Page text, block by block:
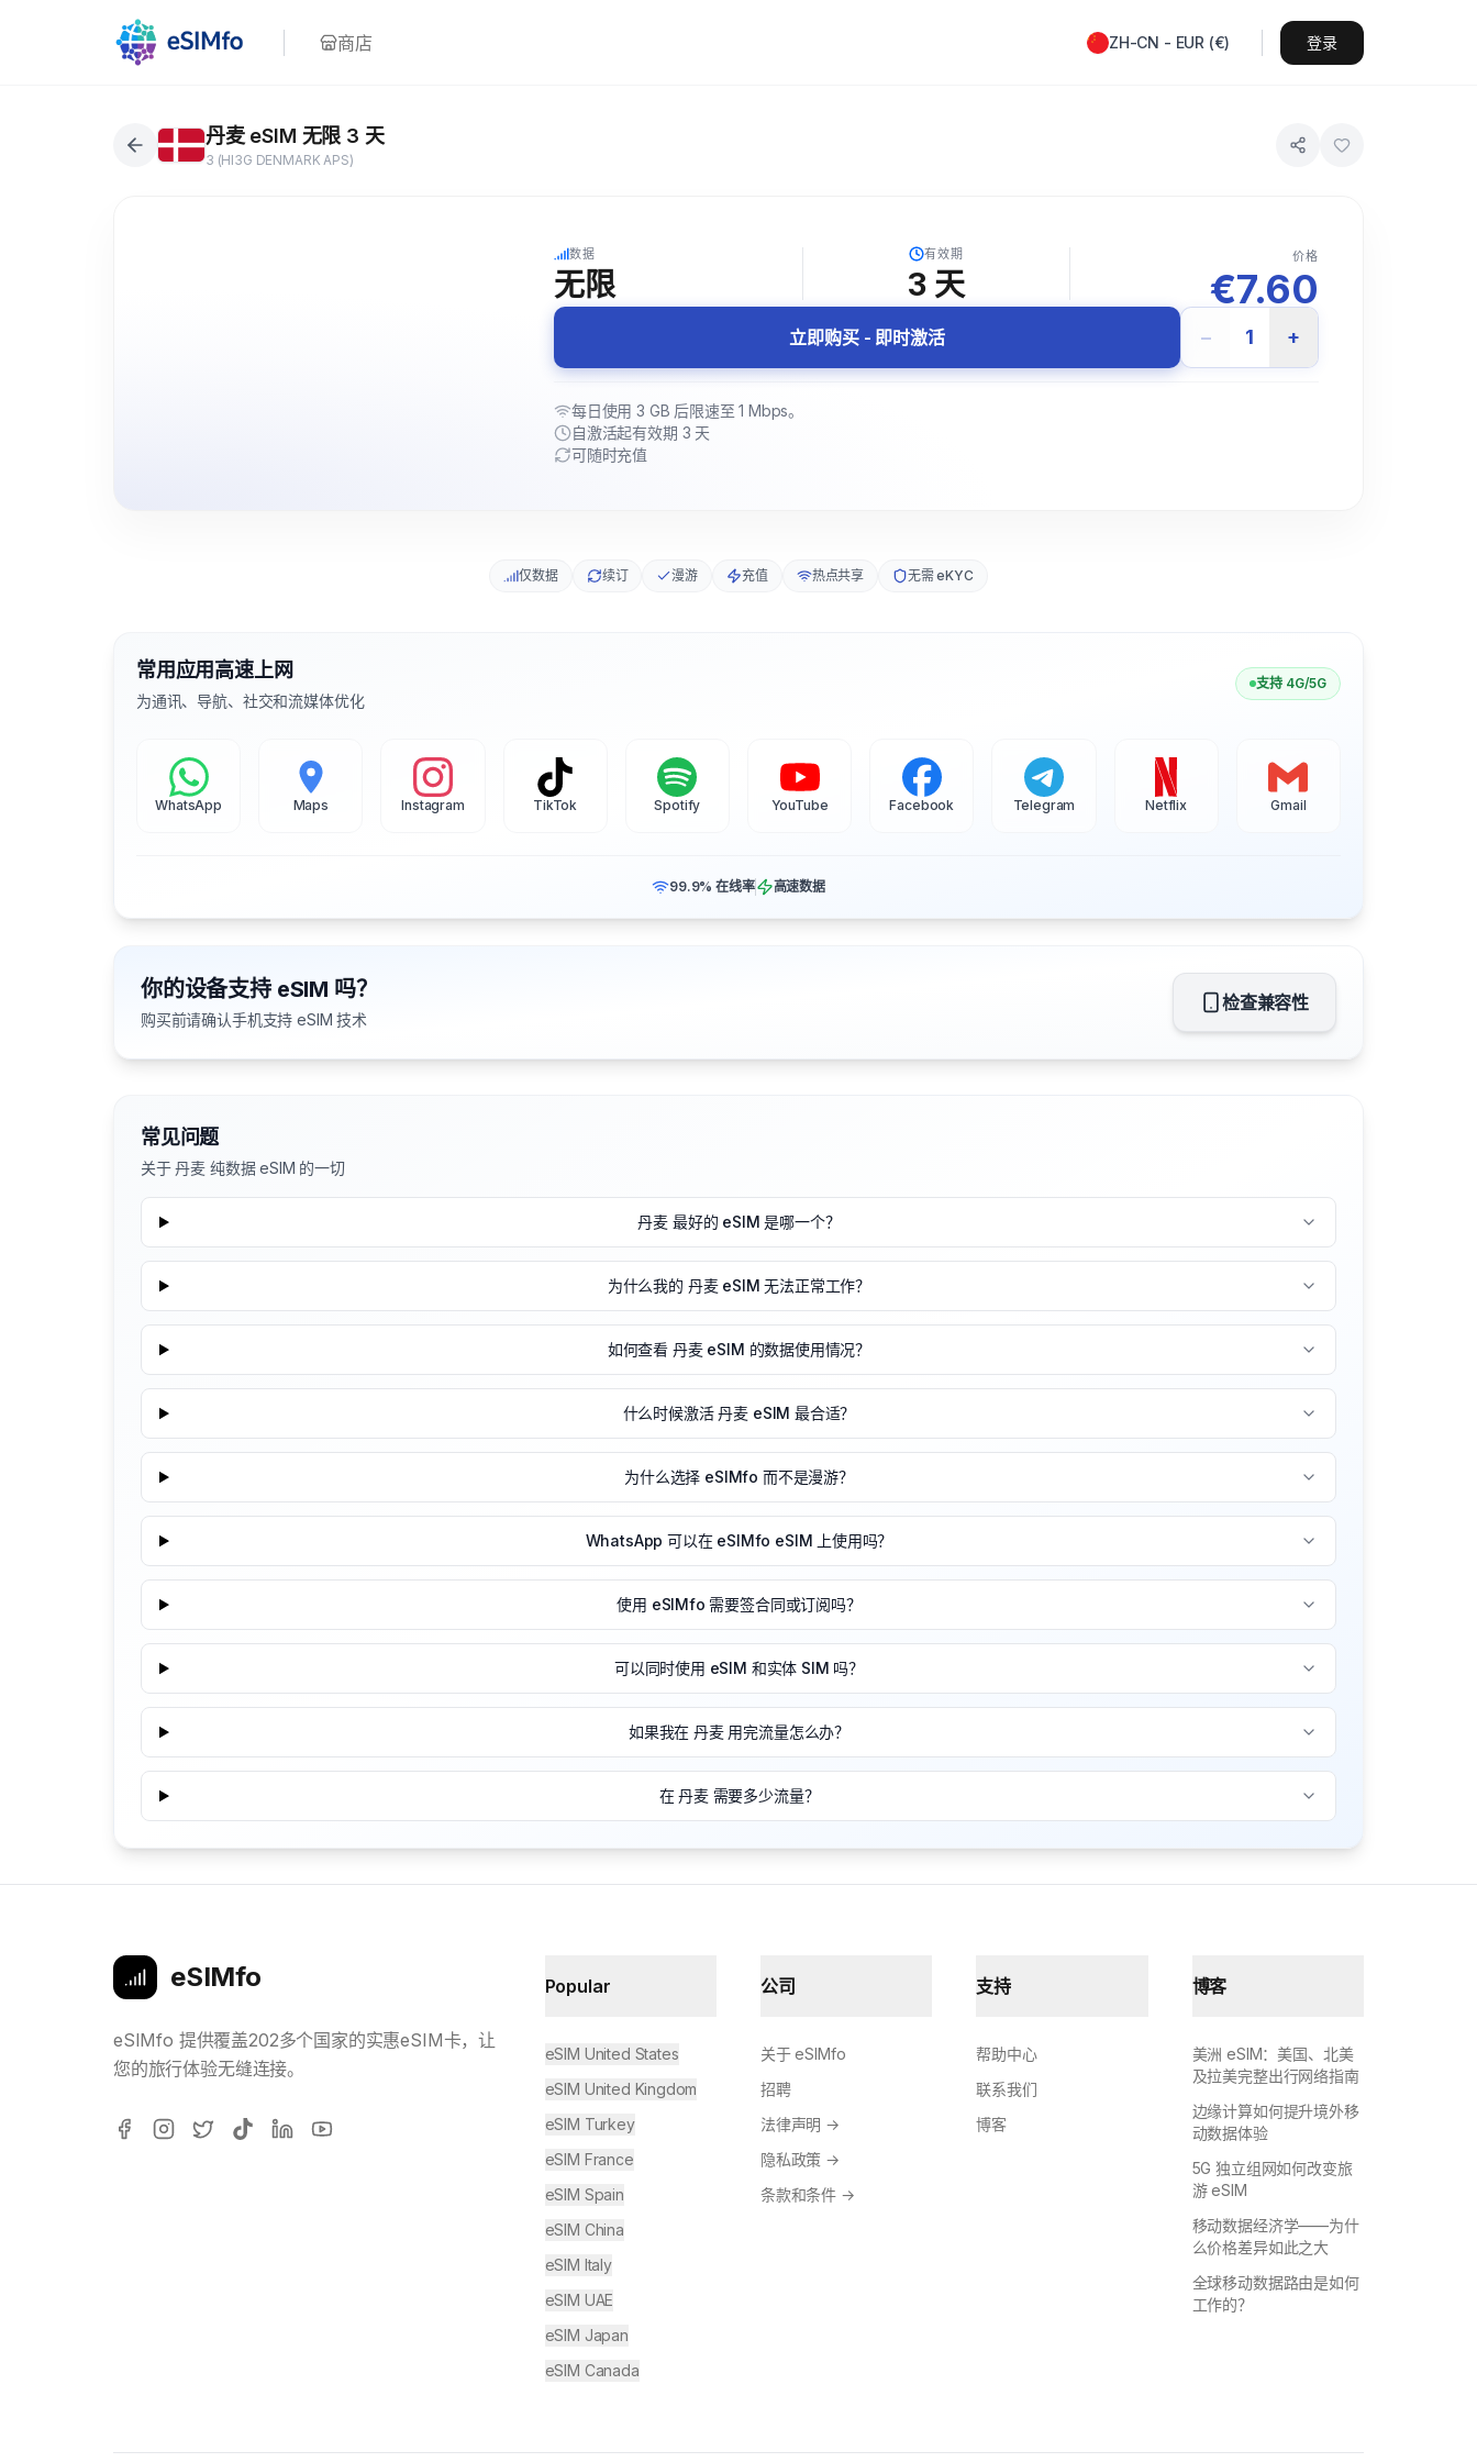
商店 ZH-CN - EUR (€) 登录
丹麦 eSIM 无限 3 天
3 (HI3G DENMARK APS)
数据
无限
有效期
3 天
价格
€7.60
立即购买 - 即时激活 − 1 +
每日使用 3 GB 后限速至 1 Mbps。
自激活起有效期 3 天
可随时充值
仅数据 续订 漫游 充值 热点共享 无需 eKYC
常用应用高速上网
为通讯、导航、社交和流媒体优化
支持 4G/5G
WhatsApp Maps Instagram TikTok Spotify YouTube Facebook Telegram Netflix Gmail
99.9% 在线率 高速数据
你的设备支持 eSIM 吗？
购买前请确认手机支持 eSIM 技术
检查兼容性
常见问题
关于 丹麦 纯数据 eSIM 的一切
丹麦 最好的 eSIM 是哪一个？
为什么我的 丹麦 eSIM 无法正常工作？
如何查看 丹麦 eSIM 的数据使用情况？
什么时候激活 丹麦 eSIM 最合适？
为什么选择 eSIMfo 而不是漫游？
WhatsApp 可以在 eSIMfo eSIM 上使用吗？
使用 eSIMfo 需要签合同或订阅吗？
可以同时使用 eSIM 和实体 SIM 吗？
如果我在 丹麦 用完流量怎么办？
在 丹麦 需要多少流量？
eSIMfo
eSIMfo 提供覆盖202多个国家的实惠eSIM卡，让
您的旅行体验无缝连接。
Popular
eSIM United States
eSIM United Kingdom
eSIM Turkey
eSIM France
eSIM Spain
eSIM China
eSIM Italy
eSIM UAE
eSIM Japan
eSIM Canada
公司
关于 eSIMfo
招聘
法律声明 →
隐私政策 →
条款和条件 →
支持
帮助中心
联系我们
博客
博客
美洲 eSIM：美国、北美
及拉美完整出行网络指南
边缘计算如何提升境外移
动数据体验
5G 独立组网如何改变旅
游 eSIM
移动数据经济学——为什
么价格差异如此之大
全球移动数据路由是如何
工作的？